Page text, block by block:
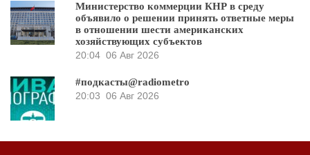
Министерство коммерции КНР в среду
объявило о решении принять ответные меры
в отношении шести американских
хозяйствующих субъектов
20:04 06 Авг 2026
#подкасты@radiometro
20:03 06 Авг 2026